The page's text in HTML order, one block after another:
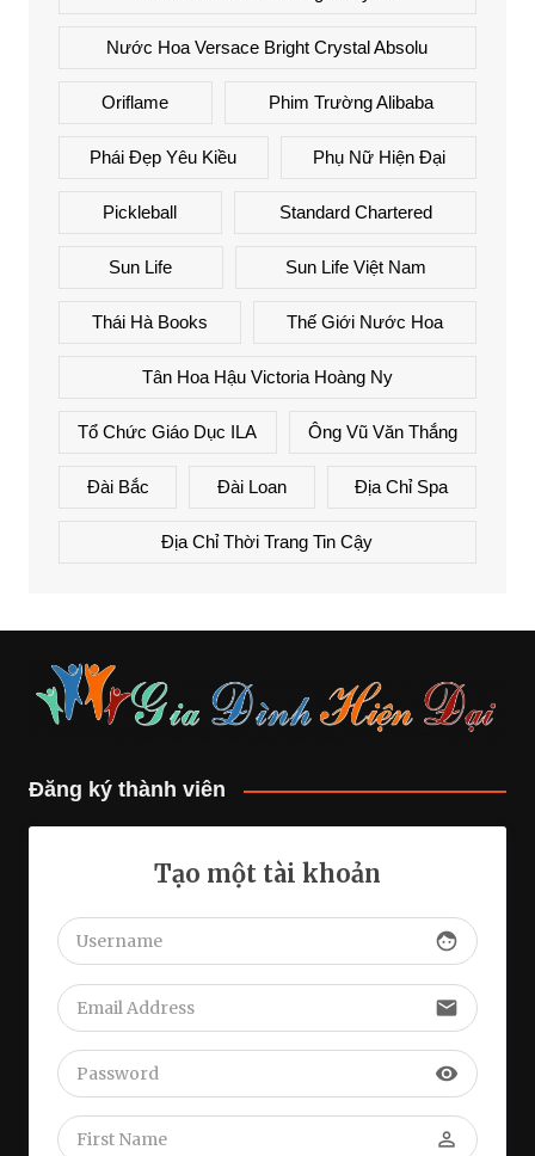
Nước Hoa Versace Bright Crystal Absolu
Oriflame Phim Trường Alibaba
Phái Đẹp Yêu Kiều Phụ Nữ Hiện Đại
Pickleball Standard Chartered
Sun Life Sun Life Việt Nam
Thái Hà Books Thế Giới Nước Hoa
Tân Hoa Hậu Victoria Hoàng Ny
Tổ Chức Giáo Dục ILA Ông Vũ Văn Thắng
Đài Bắc Đài Loan Địa Chỉ Spa
Địa Chỉ Thời Trang Tin Cậy
Đăng ký thành viên
Tạo một tài khoản
face
email
visibility
perm_identity